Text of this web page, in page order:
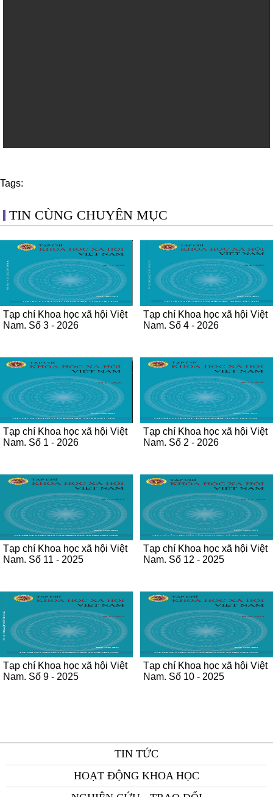
Tags:
TIN CÙNG CHUYÊN MỤC
Tạp chí Khoa học xã hội Việt
Nam. Số 4 - 2026
Tạp chí Khoa học xã hội Việt
Nam. Số 3 - 2026
Tạp chí Khoa học xã hội Việt
Nam. Số 2 - 2026
Tạp chí Khoa học xã hội Việt
Nam. Số 1 - 2026
Tạp chí Khoa học xã hội Việt
Nam. Số 12 - 2025
Tạp chí Khoa học xã hội Việt
Nam. Số 11 - 2025
Tạp chí Khoa học xã hội Việt
Nam. Số 10 - 2025
Tạp chí Khoa học xã hội Việt
Nam. Số 9 - 2025
TIN TỨC
HOẠT ĐỘNG KHOA HỌC